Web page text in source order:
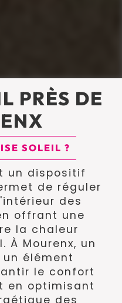
PRÈS DE
SOLEIL ?
un dispositif
de réguler
des
offrant une
la chaleur
À Mourenx, un
élément
le confort
en optimisant
des